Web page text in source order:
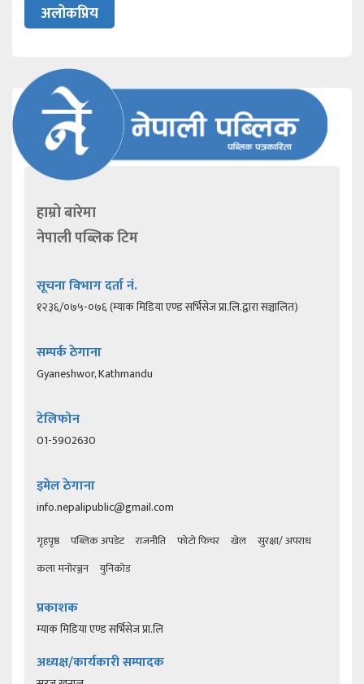
अलोकप्रिय
हाम्रो बारेमा
नेपाली पब्लिक टिम
सूचना विभाग दर्ता नं.
१२३६/०७५-०७६ (म्याक मिडिया एण्ड सर्भिसेज प्रा.लि.द्वारा सञ्चालित)
सम्पर्क ठेगाना
Gyaneshwor, Kathmandu
टेलिफोन
01-5902630
इमेल ठेगाना
info.nepalipublic@gmail.com
गृहपृष्ठ पब्लिक अपडेट राजनीति फोटो फिचर खेल
सुरक्षा/ अपराध
कला मनोरञ्जन
युनिकोड
प्रकाशक
म्याक मिडिया एण्ड सर्भिसेज प्रा.लि
अध्यक्ष/कार्यकारी सम्पादक